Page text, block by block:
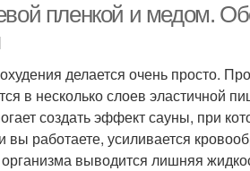
пленкой и медом.
делается очень просто.
в несколько слоев эластичной
создать эффект сауны, при
вы работаете, усиливается
выводится лишняя